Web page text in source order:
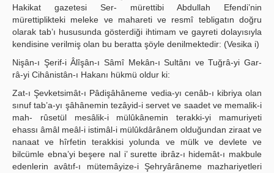
Hakikat gazetesi Ser- mürettibi Abdullah Efendi’nin
mürettiplikteki meleke ve mahareti ve resmî tebligatın doğru
olarak tab’ı hususunda gösterdiği ihtimam ve gayreti dolayısıyla
kendisine verilmiş olan bu beratta şöyle denilmektedir: (Vesika i)
Nişân-ı Şerif-i Âlîşân-ı Sâmî Mekân-ı Sultânı ve Tuğrâ-yi Gar-
râ-yi Cihânistân-ı Hakanı hükmü oldur ki:
Zat-ı Şevketsimât-ı Pâdişâhâneme vedia-yı cenâb-ı kibriya olan
sınuf tab’a-yı şâhânemin tezâyid-i servet ve saadet ve memalik-i
mah- rûsetül mesâlik-i mülûkânemin terakki-yi mamuriyeti
ehassı âmâl meâl-i istimâl-i mülûkdârânem olduğundan ziraat ve
nanaat ve hîrfetin terakkisi yolunda ve mülk ve devlete ve
bilcümle ebna’yi beşere nal i’ surette ibrâz-ı hidemât-ı makbule
edenlerin avâtıf-ı mütemâyize-i Şehryârâneme mazhariyetleri